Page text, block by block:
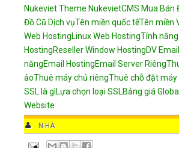
NukevietTheme NukevietCMS Mua Bán
Đồ Cũ Dịch vụTên miền quốc tếTên miền
Web HostingLinux Web HostingTính
HostingReseller Window HostingDV
năngEmail HostingEmail Server Riêng
ảoThuê máy chủ riêngThuê chỗ đặt máy
SSL là gìLựa chọn loại SSLBảng giá
Website
AUTHOR
N-HÀ
DATE
9:28 AM